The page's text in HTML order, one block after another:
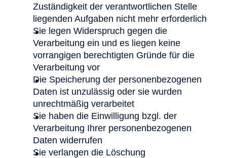
Zuständigkeit der verantwortlichen Stelle
liegenden Aufgaben nicht mehr erforderlich
Sie legen Widerspruch gegen die
Verarbeitung ein und es liegen keine
vorrangigen berechtigten Gründe für die
Verarbeitung vor
Die Speicherung der personenbezogenen
Daten ist unzulässig oder sie wurden
unrechtmäßig verarbeitet
Sie haben die Einwilligung bzgl. der
Verarbeitung Ihrer personenbezogenen
Daten widerrufen
Sie verlangen die Löschung